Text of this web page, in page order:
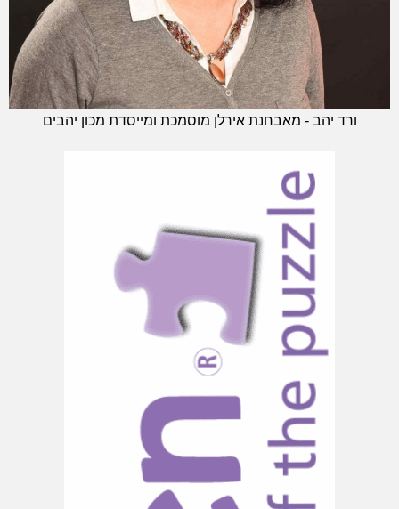
ורד יהב - מאבחנת אירלן מוסמכת ומייסדת מכון יהבים